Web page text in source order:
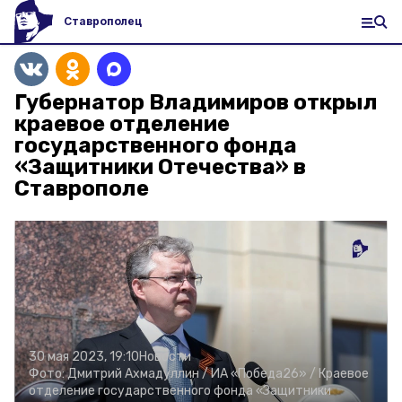
Ставрополец
Губернатор Владимиров открыл
краевое отделение
государственного фонда
«Защитники Отечества» в
Ставрополе
30 мая 2023, 19:10Новости
Фото:Дмитрий Ахмадуллин /ИА «Победа26» / Краевое
отделение государственного фонда «Защитники